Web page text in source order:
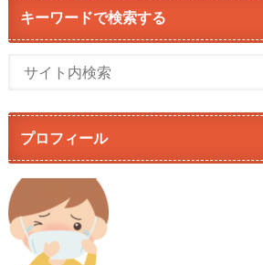
キーワードで検索する
プロフィール